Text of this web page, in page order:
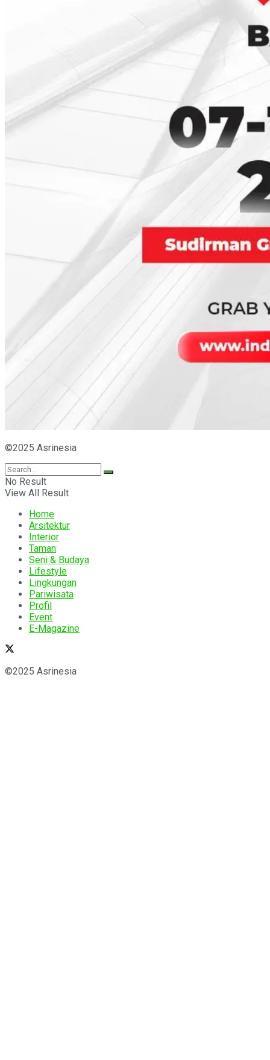
©2025 Asrinesia
No Result
View All Result
Home
Arsitektur
Interior
Taman
Seni & Budaya
Lifestyle
Lingkungan
Pariwisata
Profil
Event
E-Magazine
©2025 Asrinesia